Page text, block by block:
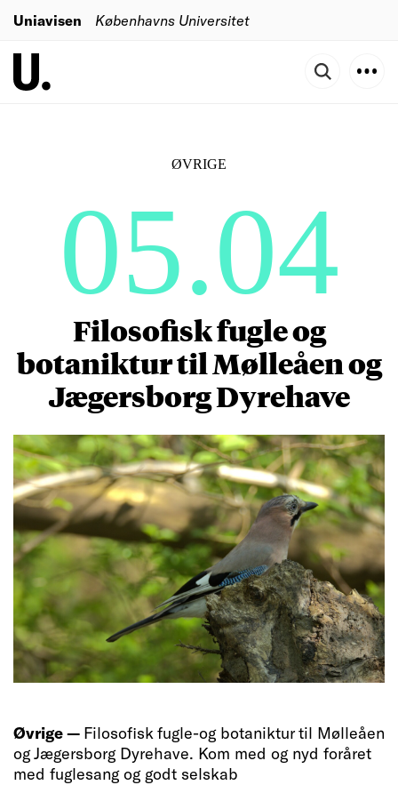
Uniavisen Københavns Universitet
ØVRIGE
05.04
Filosofisk fugle og
botaniktur til Mølleåen og
Jægersborg Dyrehave
Øvrige — Filosofisk fugle-og botaniktur til Mølleåen
og Jægersborg Dyrehave. Kom med og nyd foråret
med fuglesang og godt selskab